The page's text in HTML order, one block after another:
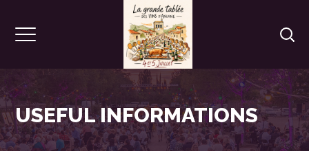
USEFUL INFORMATIONS